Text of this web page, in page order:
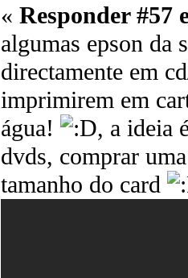
« Responder #57
algumas epson
directamente em
imprimirem em
água!
, a ideia
dvds, comprar
tamanho do card